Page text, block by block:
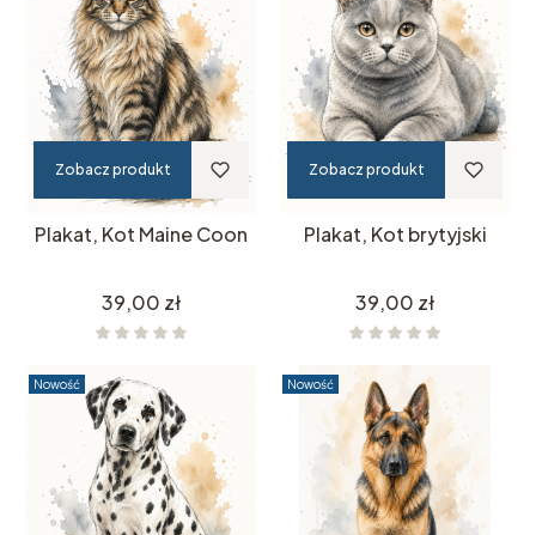
Zobacz produkt
Plakat, Kot Maine Coon
Cena
39,00 zł
Zobacz produkt
Plakat, Kot brytyjski
Cena
39,00 zł
Nowość Nowość